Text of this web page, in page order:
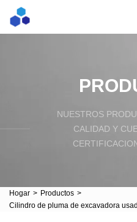
NUESTROS
CALIDAD Y
Hogar > Productos >
Cilindro de pluma de excavadora